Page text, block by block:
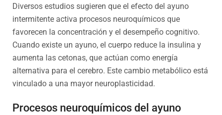
Diversos estudios sugieren que el efecto del ayuno
intermitente activa procesos neuroquímicos que
favorecen la concentración y el desempeño cognitivo.
Cuando existe un ayuno, el cuerpo reduce la insulina y
aumenta las cetonas, que actúan como energía
alternativa para el cerebro. Este cambio metabólico está
vinculado a una mayor neuroplasticidad.
Procesos neuroquímicos del ayuno